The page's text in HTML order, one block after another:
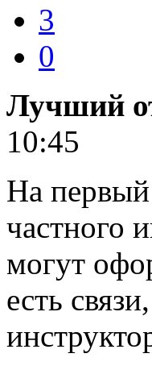
3
0
Лучший
10:45
На
частного
могут
есть